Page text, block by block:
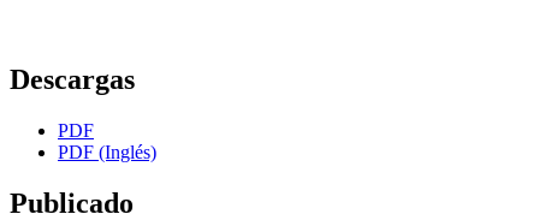
Descargas
PDF
PDF (Inglés)
Publicado